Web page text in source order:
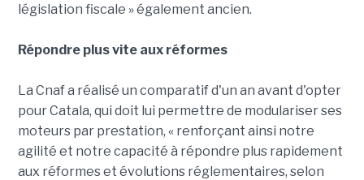
législation fiscale » également ancien.
Répondre plus vite aux réformes
La Cnaf a réalisé un comparatif d'un an avant d'opter
pour Catala, qui doit lui permettre de modulariser ses
moteurs par prestation, « renforçant ainsi notre
agilité et notre capacité à répondre plus rapidement
aux réformes et évolutions réglementaires, selon